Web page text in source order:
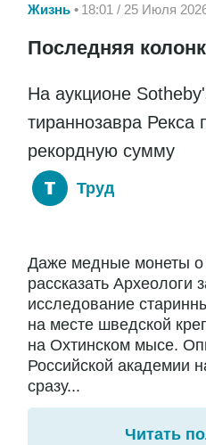
Жизнь 18:01 / 25 Июля
Последняя
На аукционе
тираннозавра Рекса
рекордную сумму
Труд
Даже медные монеты о
рассказать Археологи
исследование
на месте шведской
на Охтинском мысе.
Российской академии
сразу...
Читать